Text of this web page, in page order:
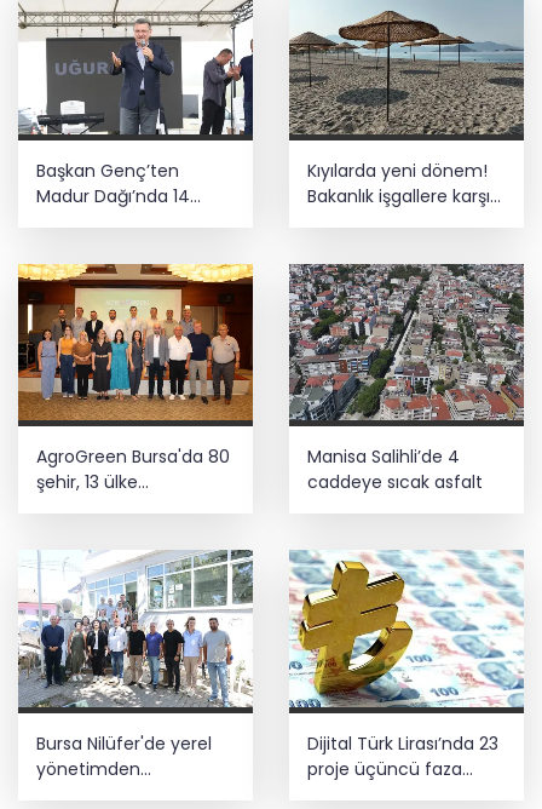
Başkan Genç’ten
Madur Dağı’nda 14
Kıyılarda yeni dönem!
Bakanlık işgallere karşı
AgroGreen Bursa'da 80
şehir, 13 ülke
ağırlayacak
Manisa Salihli’de 4
caddeye sıcak asfalt
Bursa Nilüfer'de yerel
yönetimden
Dijital Türk Lirası’nda 23
proje üçüncü faza